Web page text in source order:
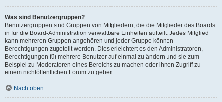
Was sind Benutzergruppen?
Benutzergruppen sind Gruppen von Mitgliedern, die die Mitglieder des Boards
in für die Board-Administration verwaltbare Einheiten aufteilt. Jedes Mitglied
kann mehreren Gruppen angehören und jeder Gruppe können
Berechtigungen zugeteilt werden. Dies erleichtert es den Administratoren,
Berechtigungen für mehrere Benutzer auf einmal zu ändern und sie zum
Beispiel zu Moderatoren eines Bereichs zu machen oder ihnen Zugriff zu
einem nichtöffentlichen Forum zu geben.
Nach oben